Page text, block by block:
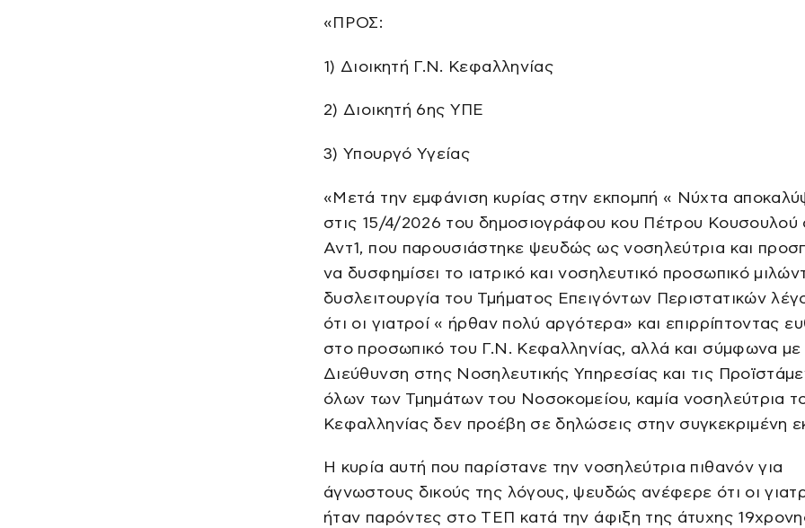
«ΠΡΟΣ:
1) Διοικητή Γ.Ν. Κεφαλληνίας
2) Διοικητή 6ης ΥΠΕ
3) Υπουργό Υγείας
«Μετά την εμφάνιση κυρίας στην εκπομπή « Νύχτα
στις 15/4/2026 του δημοσιογράφου κου Πέτρου Κουσουλού
Αντ1, που παρουσιάστηκε ψευδώς ως νοσηλεύτρια και
να δυσφημίσει το ιατρικό και νοσηλευτικό προσωπικό
δυσλειτουργία του Τμήματος Επειγόντων Περιστατικών
ότι οι γιατροί « ήρθαν πολύ αργότερα» και επιρρίπτοντας
στο προσωπικό του Γ.Ν. Κεφαλληνίας, αλλά και σύμφωνα με
Διεύθυνση στης Νοσηλευτικής Υπηρεσίας και τις
όλων των Τμημάτων του Νοσοκομείου, καμία νοσηλεύτρια
Κεφαλληνίας δεν προέβη σε δηλώσεις στην συγκεκριμένη
Η κυρία αυτή που παρίστανε την νοσηλεύτρια πιθανόν για
άγνωστους δικούς της λόγους, ψευδώς ανέφερε ότι οι
ήταν παρόντες στο ΤΕΠ κατά την άφιξη της άτυχης